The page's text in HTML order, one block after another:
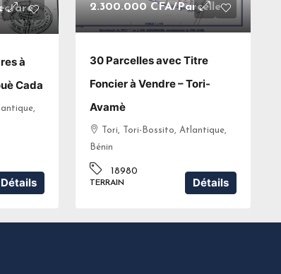
à
Cada
Détails
2.300.000 CFA/Parcelle
30 Parcelles avec Titre
Foncier à Vendre – Tori-
Avamè
Tori, Tori-Bossito, Atlantique,
Bénin
18980
TERRAIN Détails